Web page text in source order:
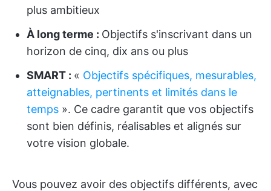
plus ambitieux
À long terme : Objectifs s'inscrivant dans un
horizon de cinq, dix ans ou plus
SMART : « Objectifs spécifiques, mesurables,
atteignables, pertinents et limités dans le
temps ». Ce cadre garantit que vos objectifs
sont bien définis, réalisables et alignés sur
votre vision globale.
Vous pouvez avoir des objectifs différents, avec